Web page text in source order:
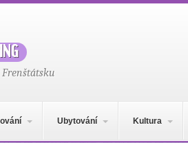
Ubytování Kultura